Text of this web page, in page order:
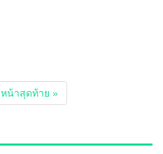
หน้าสุดท้าย »